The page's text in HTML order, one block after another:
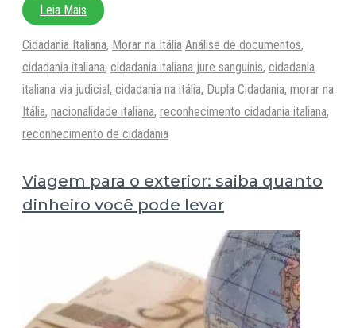
Leia Mais
Categorias
Cidadania Italiana, Morar na Itália Tags
Análise de documentos,
cidadania italiana, cidadania italiana jure sanguinis, cidadania
italiana via judicial, cidadania na itália, Dupla Cidadania, morar na
Itália, nacionalidade italiana, reconhecimento cidadania italiana,
reconhecimento de cidadania
Viagem para o exterior: saiba quanto
dinheiro você pode levar